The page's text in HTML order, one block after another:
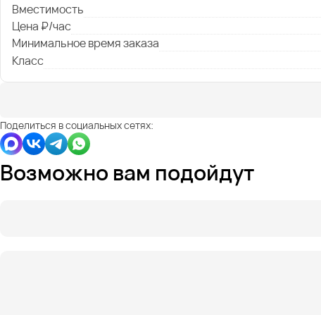
Вместимость
Цена ₽/час
Минимальное время заказа
Класс
Поделиться в социальных сетях:
Возможно вам подойдут